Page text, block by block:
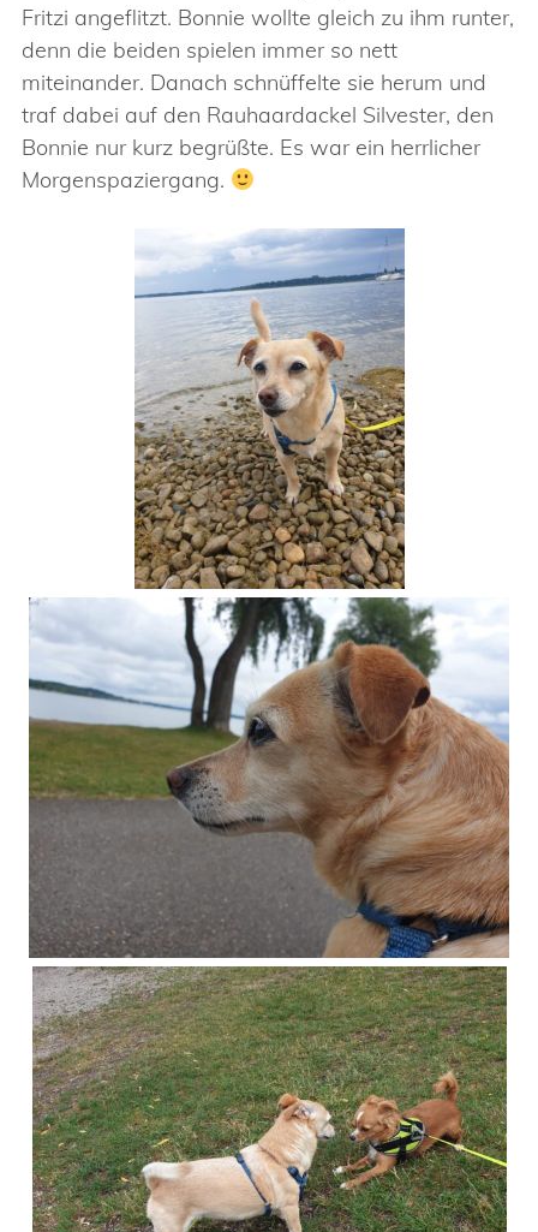
Fritzi angeflitzt. Bonnie wollte gleich zu ihm runter,
denn die beiden spielen immer so nett
miteinander. Danach schnüffelte sie herum und
traf dabei auf den Rauhaardackel Silvester, den
Bonnie nur kurz begrüßte. Es war ein herrlicher
Morgenspaziergang.